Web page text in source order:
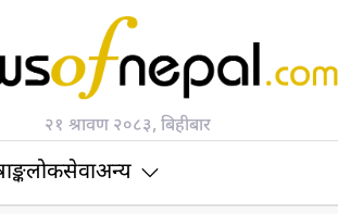
२१ श्रावण २०८३, बिहीबार
लोकसेवाअन्य